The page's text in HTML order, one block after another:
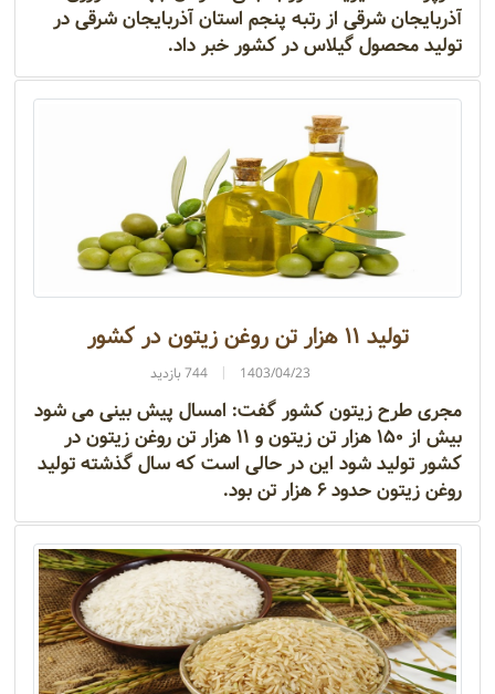
آذربایجان شرقی از رتبه پنجم استان آذربایجان شرقی در
تولید محصول گیلاس در کشور خبر داد.
تولید ۱۱ هزار تن روغن زیتون در کشور
1403/04/23 744 بازدید
مجری طرح زیتون کشور گفت: امسال پیش بینی می شود
بیش از ۱۵۰ هزار تن زیتون و ۱۱ هزار تن روغن زیتون در
کشور تولید شود این در حالی است که سال گذشته تولید
روغن زیتون حدود ۶ هزار تن بود.